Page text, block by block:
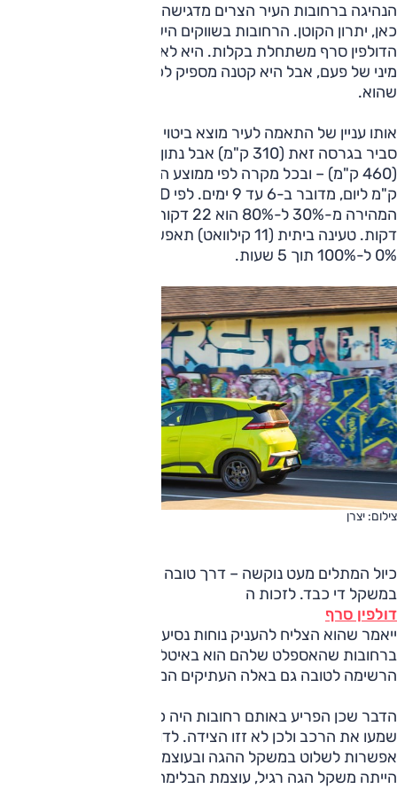
הנהיגה ברחובות העיר הצרים מדגישה את יתרון הגודל, נכון יותר
כאן, יתרון הקוטן. הרחובות בשווקים הישנים צרים במיוחד ושם
הדולפין סרף משתחלת בקלות. היא לא כזו קטנה ביחס למכוניות
מיני של פעם, אבל היא קטנה מספיק לכל צורך עירוני צפוף
שהוא.
אותו עניין של התאמה לעיר מוצא ביטוי גם בנתוני הטווח – ממוצע
סביר בגרסה זאת (310 ק"מ) אבל נתון נכבד לתנועה עירונית
דקות. טעינה ביתית (11 קילוואט) תאפשר טעינה מלאה מכמעט
0% ל-100% תוך 5 שעות.
צילום: יצרן
כיול המתלים מעט נוקשה – דרך טובה לשמור על רכב ממש קטן
במשקל די כבד. לזכות ה
דולפין סרף
ייאמר שהוא הצליח להעניק נוחות נסיעה שהיא יותר מראויה
ברחובות שהאספלט שלהם הוא באיטלקית שבורה, וזו אפילו
הרשימה לטובה גם באלה העתיקים המרוצפים באבנים,
הדבר שכן הפריע באותם רחובות היה כי ההולכים על שניים לא
שמעו את הרכב ולכן לא זזו הצידה. לדולפין סרף מצבי ניהוג, כולל
אפשרות לשלוט במשקל ההגה ובעוצמת הבלימה; ההעדפה שלי
הייתה משקל הגה רגיל, עוצמת הבלימה החזקה.